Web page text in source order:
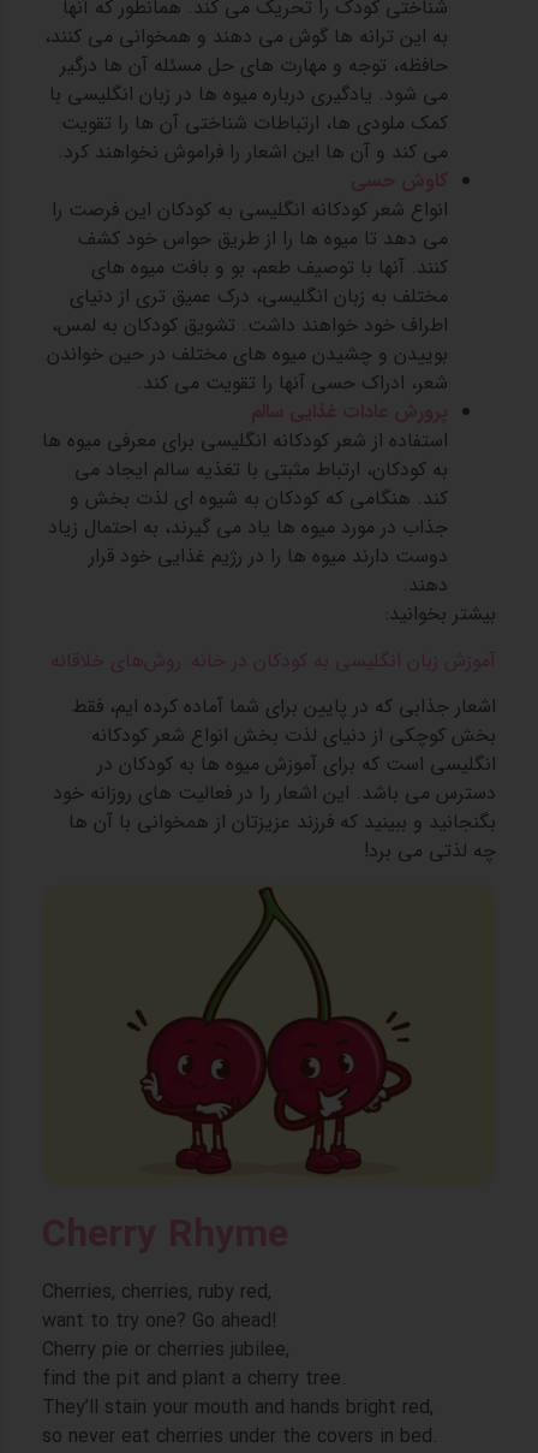
شناختی کودک را تحریک می کند. همانطور که آنها
به این ترانه ها گوش می دهند و همخوانی می کنند،
حافظه، توجه و مهارت های حل مسئله آن ها درگیر
می شود. یادگیری درباره میوه ها در زبان انگلیسی با
کمک ملودی ها، ارتباطات شناختی آن ها را تقویت
می کند و آن ها این اشعار را فراموش نخواهند کرد.
انواع شعر کودکانه انگلیسی به کودکان این فرصت را
می دهد تا میوه ها را از طریق حواس خود کشف
کنند. آنها با توصیف طعم، بو و بافت میوه های
مختلف به زبان انگلیسی، درک عمیق تری از دنیای
اطراف خود خواهند داشت. تشویق کودکان به لمس،
بوییدن و چشیدن میوه های مختلف در حین خواندن
شعر، ادراک حسی آنها را تقویت می کند.
استفاده از شعر کودکانه انگلیسی برای معرفی میوه ها
به کودکان، ارتباط مثبتی با تغذیه سالم ایجاد می
کند. هنگامی که کودکان به شیوه ای لذت بخش و
جذاب در مورد میوه ها یاد می گیرند، به احتمال زیاد
دوست دارند میوه ها را در رژیم غذایی خود قرار
دهند.
بیشتر بخوانید:
آموزش زبان انگلیسی به کودکان در خانه: روش‌های خلاقانه
اشعار جذابی که در پایین برای شما آماده کرده ایم، فقط
بخش کوچکی از دنیای لذت بخش انواع شعر کودکانه
انگلیسی است که برای آموزش میوه ها به کودکان در
دسترس می باشد. این اشعار را در فعالیت های روزانه خود
بگنجانید و ببینید که فرزند عزیزتان از همخوانی با آن ها
چه لذتی می برد!
Cherries, cherries, ruby red,
want to try one? Go ahead!
Cherry pie or cherries jubilee,
find the pit and plant a cherry tree.
They’ll stain your mouth and hands bright red,
so never eat cherries under the covers in bed.